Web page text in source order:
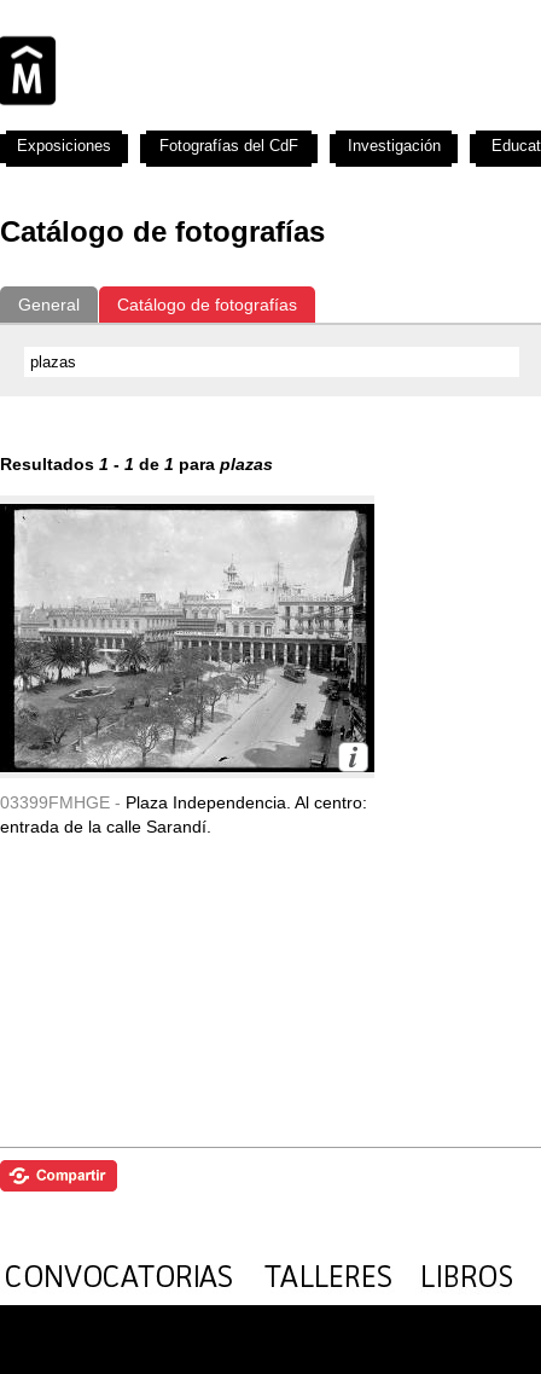
Catálogo de fotografías
General Catálogo de fotografías
Resultados 1 - 1 de 1 para plazas
03399FMHGE - Plaza Independencia. Al centro:
entrada de la calle Sarandí.
Exposiciones Fotografías del CdF Investigación